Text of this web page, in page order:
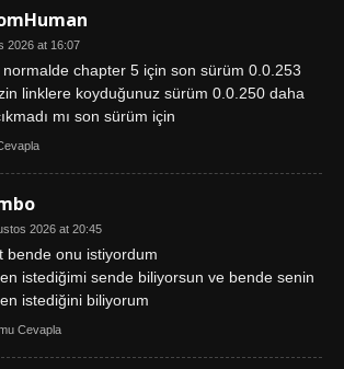
2026 at 16:07
normalde chapter 5 için son sürüm 0.0.253
linklere koyduğunuz sürüm 0.0.250 daha
mı son sürüm için
2026 at 20:45
bende onu istiyordum
istediğimi sende biliyorsun ve bende senin
istediğini biliyorum
Cevapla